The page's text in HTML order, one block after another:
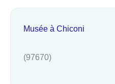
Musée à Chiconi
(97670)